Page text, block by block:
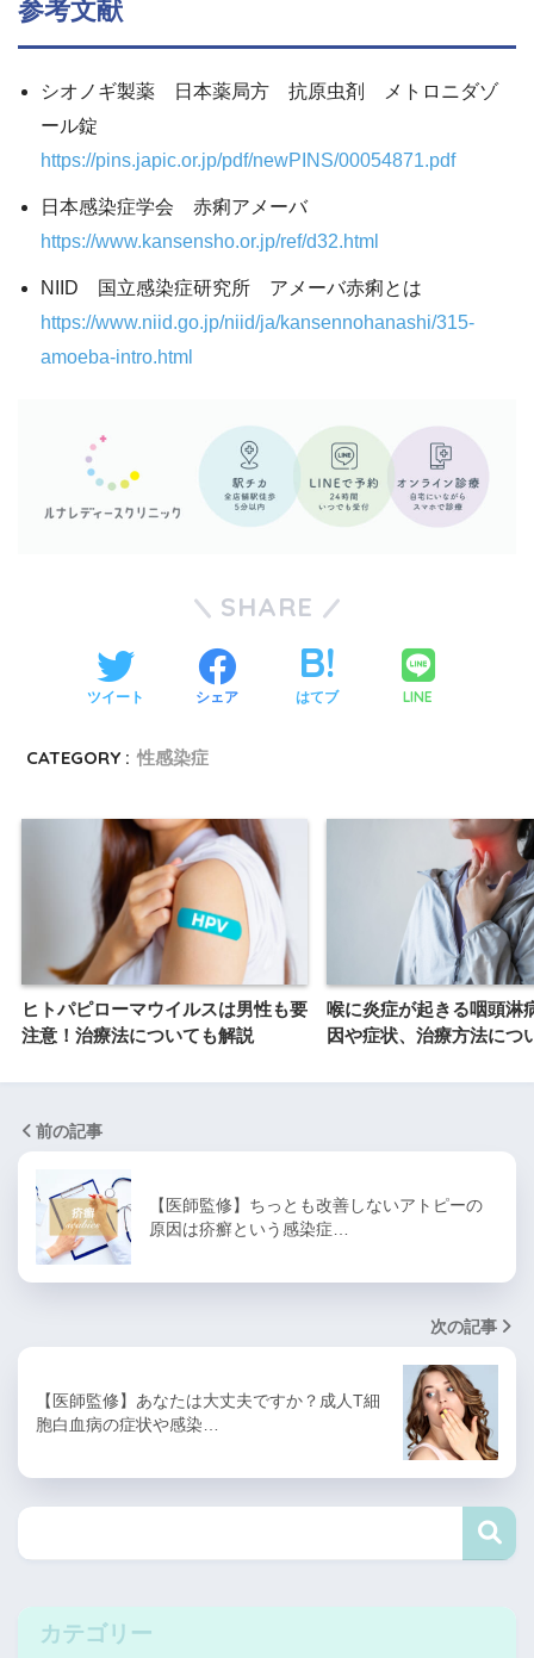
参考文献
シオノギ製薬 日本薬局方 抗原虫剤 メトロニダゾ
ール錠
https://pins.japic.or.jp/pdf/newPINS/00054871.pdf
日本感染症学会 赤痢アメーバ
https://www.kansensho.or.jp/ref/d32.html
NIID 国立感染症研究所 アメーバ赤痢とは
https://www.niid.go.jp/niid/ja/kansennohanashi/315-
amoeba-intro.html
SHARE
ツイート シェア はてブ LINE
CATEGORY : 性感染症
ヒトパピローマウイルスは男性も要
注意！治療法についても解説
喉に炎症が起きる咽頭淋
因や症状、治療方法につ
前の記事
【医師監修】ちっとも改善しないアトピーの
原因は疥癬という感染症…
次の記事
【医師監修】あなたは大丈夫ですか？成人T細
胞白血病の症状や感染…
カテゴリー